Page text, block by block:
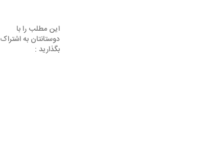
این مطلب را با
دوستانتان به اشتراک
بگذارید :